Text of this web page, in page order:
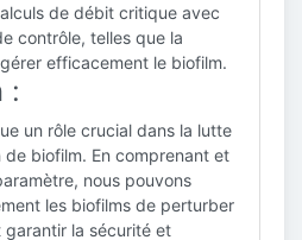
de débit critique avec
contrôle, telles que la
efficacement le biofilm.
:
un rôle crucial dans la lutte
biofilm. En comprenant et
nous pouvons
les biofilms de perturber
la sécurité et